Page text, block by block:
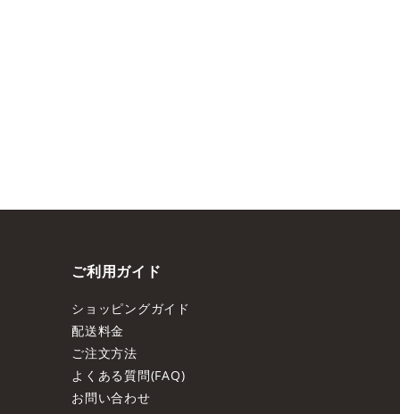
ご利用ガイド
ショッピングガイド
配送料金
ご注文方法
よくある質問(FAQ)
お問い合わせ